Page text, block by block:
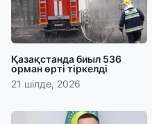
Қазақстанда биыл 536
орман өрті тіркелді
21 шілде, 2026